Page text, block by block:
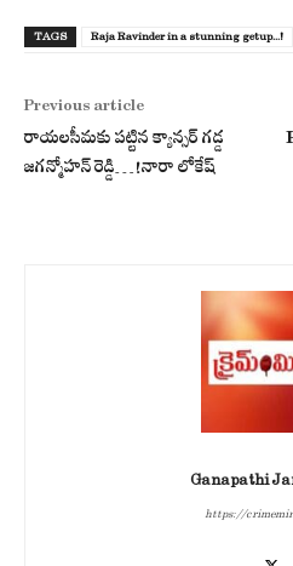
TAGS Raja Ravinder in a stunning getup...!
Previous article
రాయలసీమకు పట్టిన క్యాన్సర్ గడ్డ
జగన్మోహన్ రెడ్డి…!నారా లోకేష్‌
Ganapathi
https://